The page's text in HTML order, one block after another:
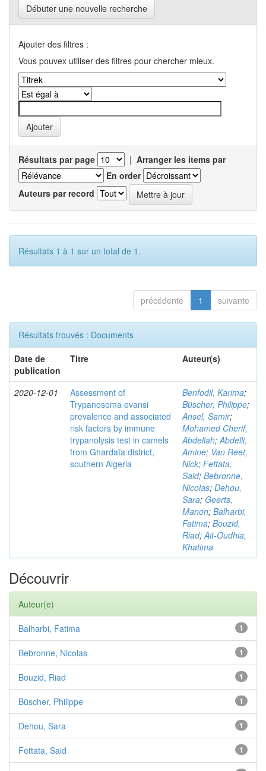
Débuter une nouvelle recherche
Ajouter des filtres :
Vous pouvex utiliser des filtres pour chercher mieux.
Résultats par page | Arranger les items par
En order
Auteurs par record
Résultats 1 à 1 sur un total de 1.
précédente 1 suivante
Résultats trouvés : Documents
Date de
publication
Titre Auteur(s)
2020-12-01
Assessment of
Trypanosoma evansi
prevalence and associated
risk factors by immune
trypanolysis test in camels
from Ghardaïa district,
southern Algeria
Benfodil, Karima;
Büscher, Philippe;
Ansel, Samir;
Mohamed Cherif,
Abdellah;Abdelli,
Amine; Van Reet,
Nick; Fettata,
Said; Bebronne,
Nicolas; Dehou,
Sara; Geerts,
Manon; Balharbi,
Fatima; Bouzid,
Riad;Ait-Oudhia,
Khatima
Découvrir
Auteur(e)
1
Balharbi, Fatima
1
Bebronne, Nicolas
1
Bouzid, Riad
1
Büscher, Philippe
1
Dehou, Sara
1
Fettata, Said